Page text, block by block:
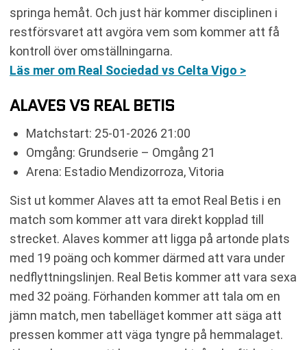
springa hemåt. Och just här kommer disciplinen i
restförsvaret att avgöra vem som kommer att få
kontroll över omställningarna.
Läs mer om Real Sociedad vs Celta Vigo >
ALAVES VS REAL BETIS
Matchstart: 25-01-2026 21:00
Omgång: Grundserie – Omgång 21
Arena: Estadio Mendizorroza, Vitoria
Sist ut kommer Alaves att ta emot Real Betis i en
match som kommer att vara direkt kopplad till
strecket. Alaves kommer att ligga på artonde plats
med 19 poäng och kommer därmed att vara under
nedflyttningslinjen. Real Betis kommer att vara sexa
med 32 poäng. Förhanden kommer att tala om en
jämn match, men tabelläget kommer att säga att
pressen kommer att väga tyngre på hemmalaget.